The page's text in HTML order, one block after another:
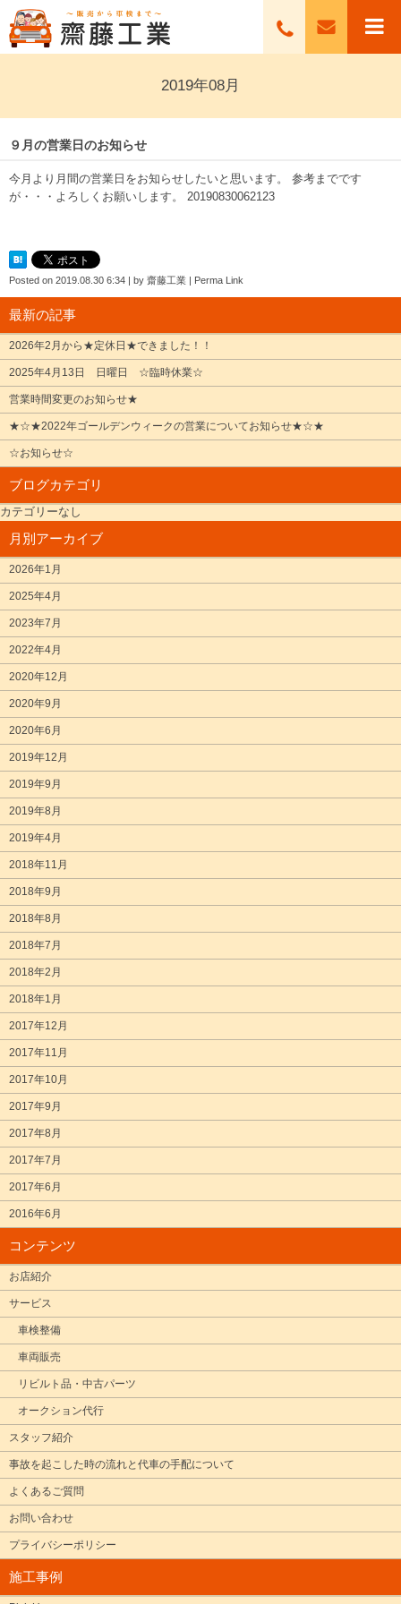
2019年08月
９月の営業日のお知らせ
今月より月間の営業日をお知らせしたいと思います。 参考までです
が・・・よろしくお願いします。 20190830062123
Posted on 2019.08.30 6:34 | by 齋藤工業 | Perma Link
最新の記事
2026年2月から★定休日★できました！！
2025年4月13日 日曜日 ☆臨時休業☆
営業時間変更のお知らせ★
★☆★2022年ゴールデンウィークの営業についてお知らせ★☆★
☆お知らせ☆
ブログカテゴリ
カテゴリーなし
月別アーカイブ
2026年1月
2025年4月
2023年7月
2022年4月
2020年12月
2020年9月
2020年6月
2019年12月
2019年9月
2019年8月
2019年4月
2018年11月
2018年9月
2018年8月
2018年7月
2018年2月
2018年1月
2017年12月
2017年11月
2017年10月
2017年9月
2017年8月
2017年7月
2017年6月
2016年6月
コンテンツ
お店紹介
サービス
車検整備
車両販売
リビルト品・中古パーツ
オークション代行
スタッフ紹介
事故を起こした時の流れと代車の手配について
よくあるご質問
お問い合わせ
プライバシーポリシー
施工事例